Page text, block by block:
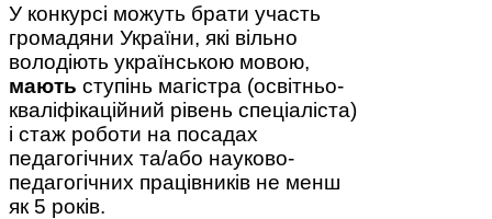
У конкурсі можуть брати участь
громадяни України, які вільно
володіють українською мовою,
мають ступінь магістра (освітньо-
кваліфікаційний рівень спеціаліста)
і стаж роботи на посадах
педагогічних та/або науково-
педагогічних працівників не менш
як 5 років.